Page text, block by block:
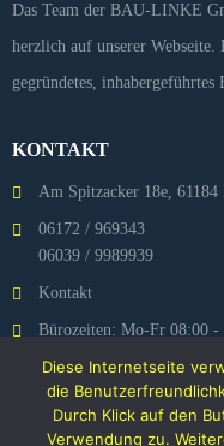
Das Team der BAU-LINKE
herzlich auf unserer
gegründetes, inhabergeführtes
KONTAKT
Am Spitzacker 18e, 61184
06172 / 969343
06039 / 9989939
Kontakt
Bürozeiten: Mo-Fr 08:00 -
Bau-Linke auf
Diese Internetseite
die
Durch Klick auf den
Verwendung zu.